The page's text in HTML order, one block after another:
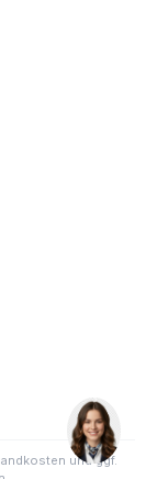
und ggf.